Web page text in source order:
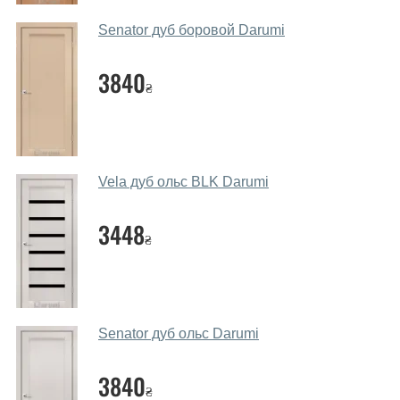
салоні-магазині.
ваших міжкімнатних дверей?
накладками товщиною 20 мм. Завдяки такій товщині
МДФ, вся конструкція виходить дуже міцною та
Які дверні полотна порадите?
Наші рекомендації залежать від необхідних
параметрів, бюджету та інших факторів. Підбір
дверних полотен проводиться індивідуально для
кожного відвідувача.
Так, робимо. Наші фахівці можуть зробити замір та
Senator дуб боровой Darumi
3840₴
Vela дуб ольс BLK Darumi
3448₴
Senator дуб ольс Darumi
3840₴